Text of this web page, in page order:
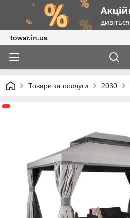
towar.in.ua
Товари та послуги 2030